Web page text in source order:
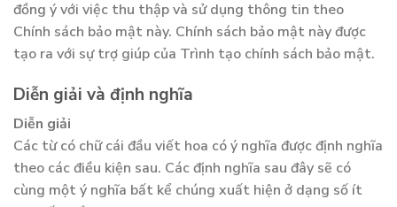
đồng ý với việc thu thập và sử dụng thông tin theo
Chính sách bảo mật này. Chính sách bảo mật này được
tạo ra với sự trợ giúp của Trình tạo chính sách bảo mật.
Diễn giải và định nghĩa
Diễn giải
Các từ có chữ cái đầu viết hoa có ý nghĩa được định nghĩa
theo các điều kiện sau. Các định nghĩa sau đây sẽ có
cùng một ý nghĩa bất kể chúng xuất hiện ở dạng số ít